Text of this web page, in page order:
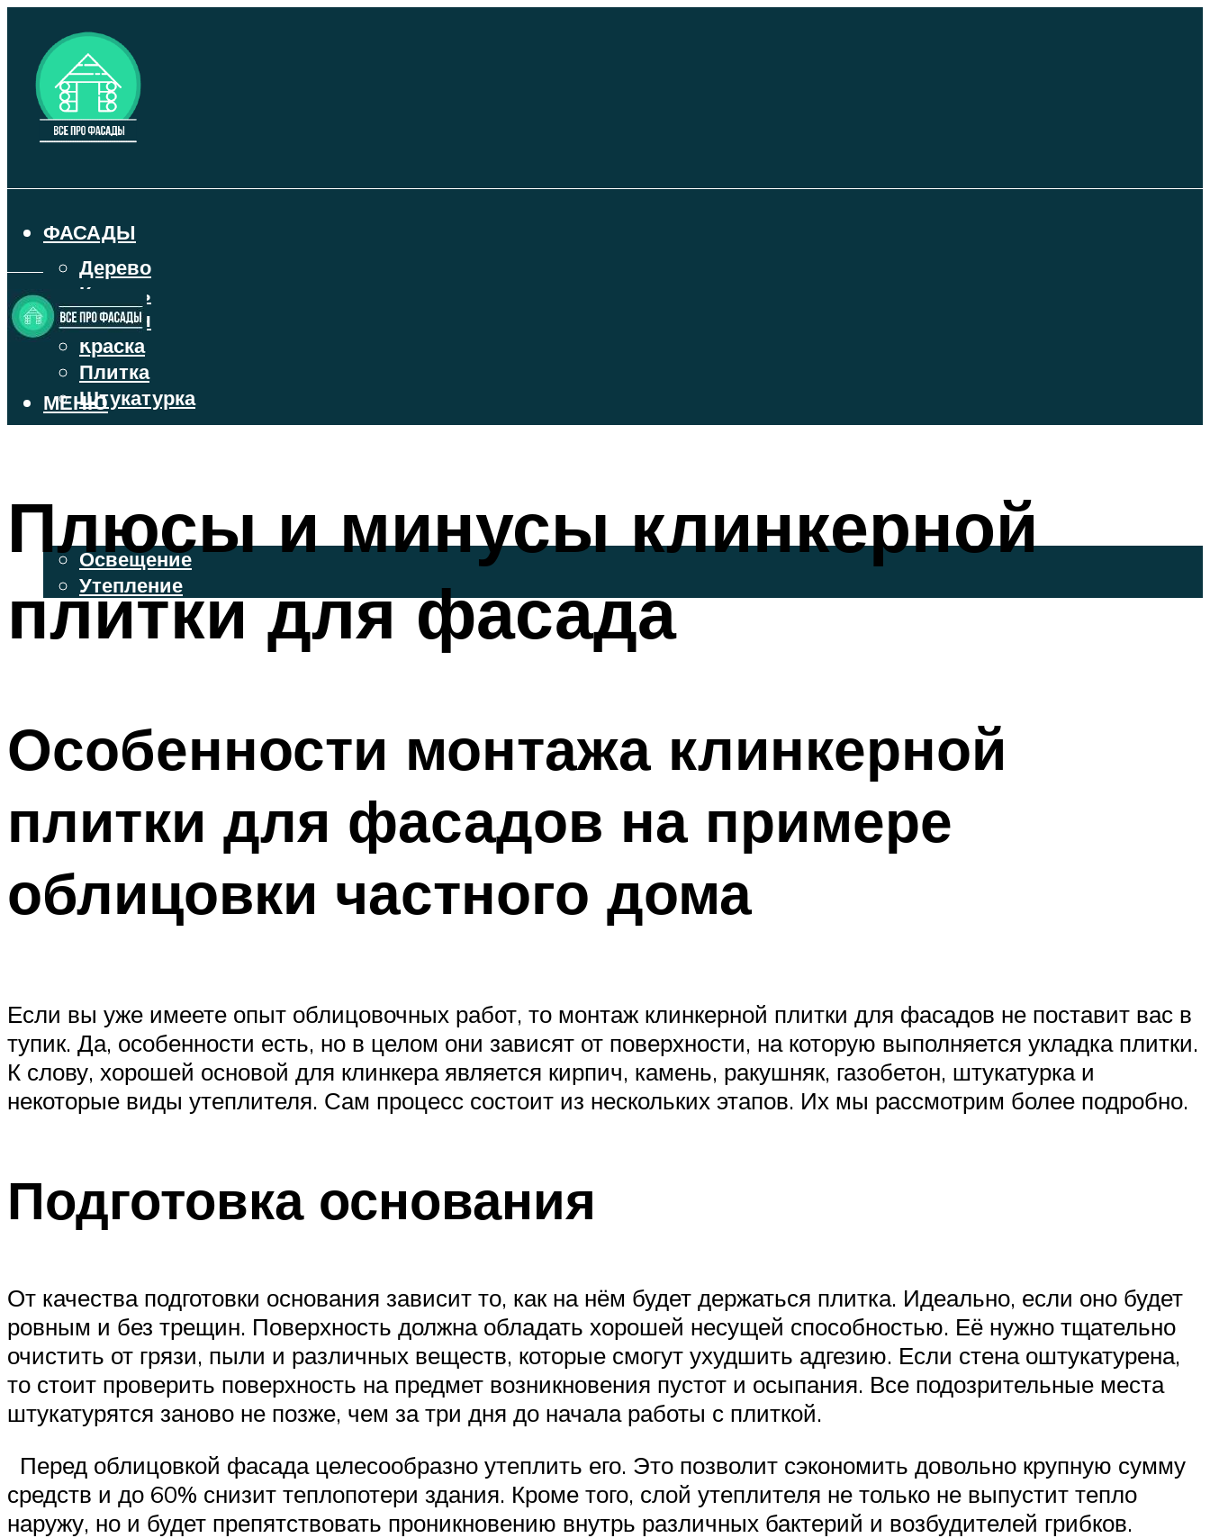
ФАСАДЫ
Дерево
Камень
Кирпич
Краска
Плитка
Штукатурка
ВЕНТИЛИРУЕМЫЕ ФАСАДЫ
ОСВЕЩЕНИЕ И УТЕПЛЕНИЕ
Освещение
Утепление
ДЕКОР
МЕНЮ
Плюсы и минусы клинкерной
плитки для фасада
Особенности монтажа клинкерной
плитки для фасадов на примере
облицовки частного дома
Если вы уже имеете опыт облицовочных работ, то монтаж клинкерной плитки для фасадов не поставит вас в
тупик. Да, особенности есть, но в целом они зависят от поверхности, на которую выполняется укладка плитки.
К слову, хорошей основой для клинкера является кирпич, камень, ракушняк, газобетон, штукатурка и
некоторые виды утеплителя. Сам процесс состоит из нескольких этапов. Их мы рассмотрим более подробно.
Подготовка основания
От качества подготовки основания зависит то, как на нём будет держаться плитка. Идеально, если оно будет
ровным и без трещин. Поверхность должна обладать хорошей несущей способностью. Её нужно тщательно
очистить от грязи, пыли и различных веществ, которые смогут ухудшить адгезию. Если стена оштукатурена,
то стоит проверить поверхность на предмет возникновения пустот и осыпания. Все подозрительные места
штукатурятся заново не позже, чем за три дня до начала работы с плиткой.
Перед облицовкой фасада целесообразно утеплить его. Это позволит сэкономить довольно крупную сумму
средств и до 60% снизит теплопотери здания. Кроме того, слой утеплителя не только не выпустит тепло
наружу, но и будет препятствовать проникновению внутрь различных бактерий и возбудителей грибков.